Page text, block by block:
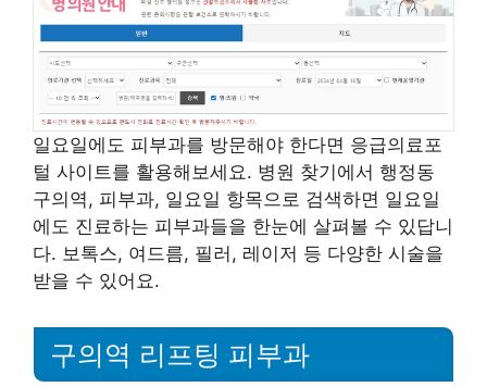
일요일에도 피부과를 방문해야 한다면 응급의료포
털 사이트를 활용해보세요. 병원 찾기에서 행정동
구의역, 피부과, 일요일 항목으로 검색하면 일요일
에도 진료하는 피부과들을 한눈에 살펴볼 수 있답니
다. 보톡스, 여드름, 필러, 레이저 등 다양한 시술을
받을 수 있어요.
구의역 리프팅 피부과